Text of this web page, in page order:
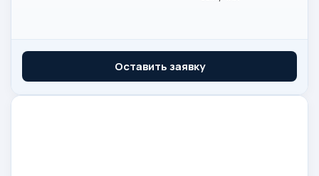
Оставить заявку